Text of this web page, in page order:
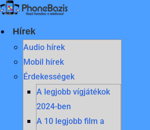
Skip
to
content
Hírek
Audio hírek
Mobil hírek
Érdekességek
A legjobb vígjátékok
2024-ben
A 10 legjobb film a